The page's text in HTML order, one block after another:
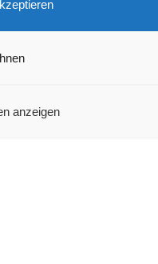
anzeigen